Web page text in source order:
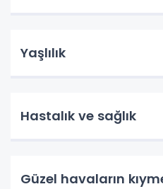
Yaşlılık
Hastalık ve sağlık
Güzel havaların